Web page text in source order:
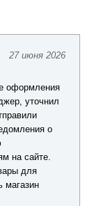
16 июня 2026
приманок
удалось